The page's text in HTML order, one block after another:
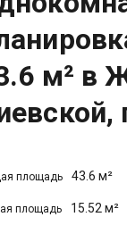
м² в
площадь 43.6 м²
площадь 15.52 м²